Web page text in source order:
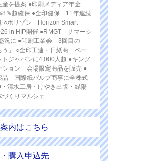
産を提案 ●印刷メディア年金
8％超確保 ●全印健保 11年連続
○ホリゾン Horizon Smart
in HIP開催 ●RMGT サマーシ
況に ●印刷工業会 3回目の
う」 ○全印工連・日紙商 ペー
トジャパンに4,000人超 ●キング
ション 会場限定商品を販売 ●
品 国際紙パルプ商事に全株式
清水工房・けやき出版・緑陽
くりマルシェ
内はこちら
購入申込先